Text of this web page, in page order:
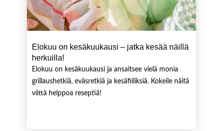
Elokuu on kesäkuukausi – jatka kesää näillä
herkuilla!
Elokuu on kesäkuukausi ja ansaitsee vielä monia
grillaushetkiä, eväsretkiä ja kesäfiiliksiä. Kokeile näitä
viittä helppoa reseptiä!